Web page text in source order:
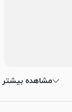
مشاهده بیشتر